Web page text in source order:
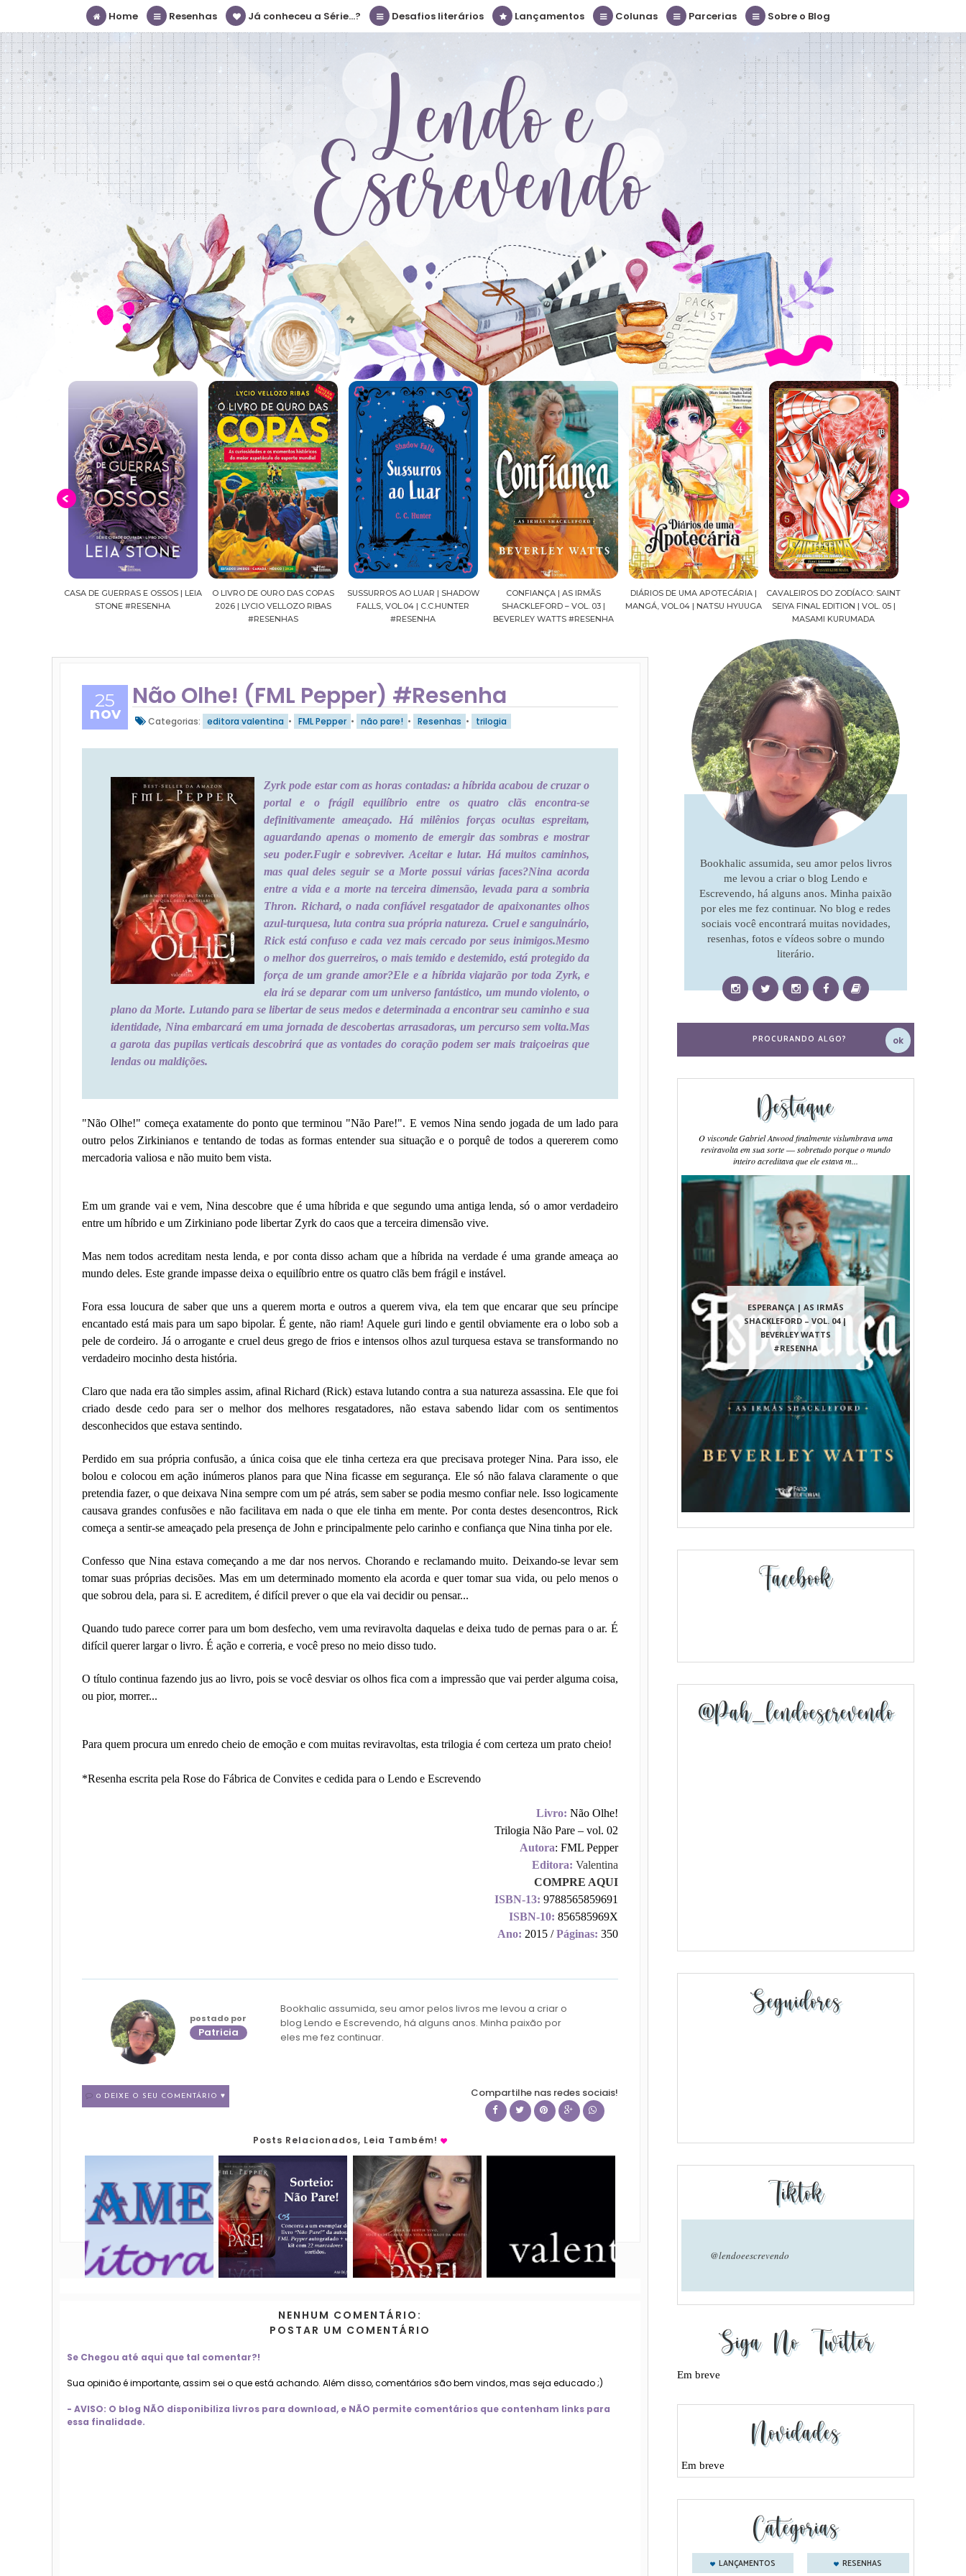
Home Resenhas Já conheceu a Série...? Desafios literários Lançamentos Colunas Parcerias Sobre o Blog
O LIVRO DE OURO DAS COPAS
2026 | LYCIO VELLOZO RIBAS
SUSSURROS AO LUAR | SHADOW
FALLS, VOL.04 | C.C.HUNTER
#RESENHA
CONFIANÇA | AS IRMÃS
SHACKLEFORD – VOL. 03 |
BEVERLEY WATTS #RESENHA
DIÁRIOS DE UMA APOTECÁRIA |
MANGÁ, VOL.04 | NATSU HYUUGA
CAVALEIROS DO ZODÍACO: SAINT
SEIYA FINAL EDITION | VOL. 05 |
CROWN OF WAR AND SHADOW |
J.R.WARD #RESENHA
25
nov
Não Olhe! (FML Pepper) #Resenha
Categorias: editora valentina • FML Pepper • não pare! • Resenhas • trilogia
Zyrk pode estar com as horas contadas: a híbrida acabou de cruzar o
portal e o frágil equilíbrio entre os quatro clãs encontra-se
definitivamente ameaçado. Há milênios forças ocultas espreitam,
aguardando apenas o momento de emergir das sombras e mostrar
seu poder.Fugir e sobreviver. Aceitar e lutar. Há muitos caminhos,
mas qual deles seguir se a Morte possui várias faces?Nina acorda
entre a vida e a morte na terceira dimensão, levada para a sombria
Thron. Richard, o nada confiável resgatador de apaixonantes olhos
azul-turquesa, luta contra sua própria natureza. Cruel e sanguinário,
Rick está confuso e cada vez mais cercado por seus inimigos.Mesmo
o melhor dos guerreiros, o mais temido e destemido, está protegido da
força de um grande amor?Ele e a híbrida viajarão por toda Zyrk, e
ela irá se deparar com um universo fantástico, um mundo violento, o
plano da Morte. Lutando para se libertar de seus medos e determinada a encontrar seu caminho e sua
identidade, Nina embarcará em uma jornada de descobertas arrasadoras, um percurso sem volta.Mas
a garota das pupilas verticais descobrirá que as vontades do coração podem ser mais traiçoeiras que
lendas ou maldições.
"Não Olhe!" começa exatamente do ponto que terminou "Não Pare!". E vemos Nina sendo jogada de um lado para
outro pelos Zirkinianos e tentando de todas as formas entender sua situação e o porquê de todos a quererem como
mercadoria valiosa e não muito bem vista.
Em um grande vai e vem, Nina descobre que é uma híbrida e que segundo uma antiga lenda, só o amor verdadeiro
entre um híbrido e um Zirkiniano pode libertar Zyrk do caos que a terceira dimensão vive.
Mas nem todos acreditam nesta lenda, e por conta disso acham que a híbrida na verdade é uma grande ameaça ao
mundo deles. Este grande impasse deixa o equilíbrio entre os quatro clãs bem frágil e instável.
Fora essa loucura de saber que uns a querem morta e outros a querem viva, ela tem que encarar que seu príncipe
encantado está mais para um sapo bipolar. É gente, não riam! Aquele guri lindo e gentil obviamente era o lobo sob a
pele de cordeiro. Já o arrogante e cruel deus grego de frios e intensos olhos azul turquesa estava se transformando no
verdadeiro mocinho desta história.
Claro que nada era tão simples assim, afinal Richard (Rick) estava lutando contra a sua natureza assassina. Ele que foi
criado desde cedo para ser o melhor dos melhores resgatadores, não estava sabendo lidar com os sentimentos
desconhecidos que estava sentindo.
Perdido em sua própria confusão, a única coisa que ele tinha certeza era que precisava proteger Nina. Para isso, ele
bolou e colocou em ação inúmeros planos para que Nina ficasse em segurança. Ele só não falava claramente o que
pretendia fazer, o que deixava Nina sempre com um pé atrás, sem saber se podia mesmo confiar nele. Isso logicamente
causava grandes confusões e não facilitava em nada o que ele tinha em mente. Por conta destes desencontros, Rick
começa a sentir-se ameaçado pela presença de John e principalmente pelo carinho e confiança que Nina tinha por ele.
Confesso que Nina estava começando a me dar nos nervos. Chorando e reclamando muito. Deixando-se levar sem
tomar suas próprias decisões. Mas em um determinado momento ela acorda e quer tomar sua vida, ou pelo menos o
que sobrou dela, para si. E acreditem, é difícil prever o que ela vai decidir ou pensar...
Quando tudo parece correr para um bom desfecho, vem uma reviravolta daquelas e deixa tudo de pernas para o ar. É
difícil querer largar o livro. É ação e correria, e você preso no meio disso tudo.
O título continua fazendo jus ao livro, pois se você desviar os olhos fica com a impressão que vai perder alguma coisa,
ou pior, morrer...
Para quem procura um enredo cheio de emoção e com muitas reviravoltas, esta trilogia é com certeza um prato cheio!
*Resenha escrita pela Rose do Fábrica de Convites e cedida para o Lendo e Escrevendo
Livro: Não Olhe!
Trilogia Não Pare – vol. 02
Autora: FML Pepper
Editora: Valentina
COMPRE AQUI
ISBN-13: 9788565859691
ISBN-10: 856585969X
Ano: 2015 /Páginas: 350
postado por
Patricia
Bookhalic assumida, seu amor pelos livros me levou a criar o
blog Lendo e Escrevendo, há alguns anos. Minha paixão por
eles me fez continuar.
0 DEIXE O SEU COMENTÁRIO ♥ Compartilhe nas redes sociais!
Posts Relacionados, Leia Também!
NENHUM COMENTÁRIO:
POSTAR UM COMENTÁRIO
Se Chegou até aqui que tal comentar?!
Sua opinião é importante, assim sei o que está achando. Além disso, comentários são bem vindos, mas seja educado ;)
- AVISO: O blog NÃO disponibiliza livros para download, e NÃO permite comentários que contenham links para
essa finalidade.
Bookhalic assumida, seu amor pelos livros
me levou a criar o blog Lendo e
Escrevendo, há alguns anos. Minha paixão
por eles me fez continuar. No blog e redes
sociais você encontrará muitas novidades,
resenhas, fotos e vídeos sobre o mundo
literário.
Destaque
ESPERANÇA | AS IRMÃS
SHACKLEFORD – VOL. 04 |
BEVERLEY WATTS
#RESENHA
O visconde Gabriel Atwood finalmente vislumbrava uma
reviravolta em sua sorte ― sobretudo porque o mundo
inteiro acreditava que ele estava m...
Facebook
@pah_lendoescrevendo
Seguidores
Tiktok
@lendoeescrevendo
Siga No Twitter
Em breve
Novidades
Em breve
Categorias
LANÇAMENTOS RESENHAS